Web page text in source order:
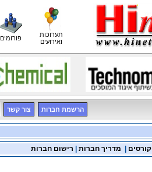
פורומים
תערוכות
ואירועים
הרשמת חברות צור קשר
קורסים מדריך חברות רישום חברות